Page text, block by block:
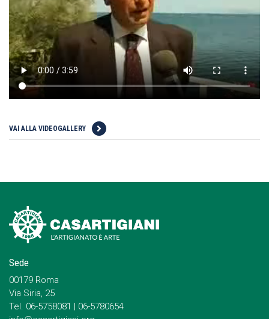
VAI ALLA VIDEOGALLERY
Sede
00179 Roma
Via Siria, 25
Tel. 06-5758081 | 06-5780654